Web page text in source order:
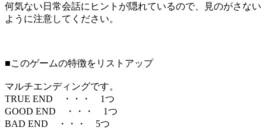
何気ない日常会話にヒントが隠れているので、見のがさない
ように注意してください。
■このゲームの特徴をリストアップ
マルチエンディングです。
TRUE END ・・・ 1つ
GOOD END ・・・ 1つ
BAD END ・・・ 5つ